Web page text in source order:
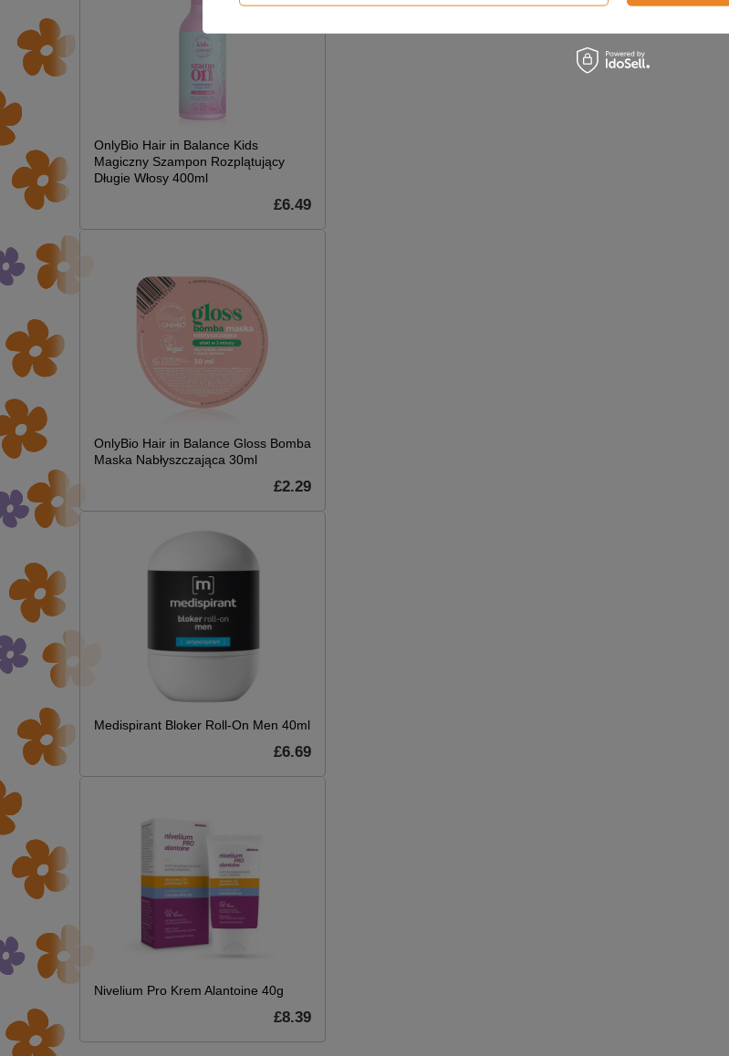
OnlyBio Hair in Balance Kids
Magiczny Szampon Rozplątujący
Długie Włosy 400ml
£6.49
OnlyBio Hair in Balance Gloss Bomba
Maska Nabłyszczająca 30ml
£2.29
Medispirant Bloker Roll-On Men 40ml
£6.69
Nivelium Pro Krem Alantoine 40g
£8.39